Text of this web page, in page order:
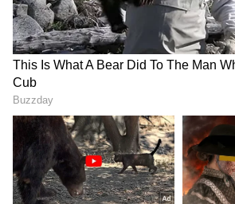
ಸೀಸನ್‌ನಲ್ಲೂ ಉಭಯ ತಂಡಗಳು
ಭೇಟಿಯಾಗಿದ್ದು, ಆರ್‌ಸಿಬಿ ಮತ್ತು
ಒಂದೊಂದು ಪಂದ್ಯವನ್ನು ಗೆದ್ದುಕೊಂಡಿವೆ.
ಕ್ವಾಲಿಫೈಯರ್ 1 ರಲ್ಲಿ ಕ್ರಿಕೆಟ್ ಪ್ರೇಮಿಗಳಿಗೆ
ಪೈಪೋಟಿ ವೀಕ್ಷಿಸಲು ಸಿಗುವುದಂತೂ